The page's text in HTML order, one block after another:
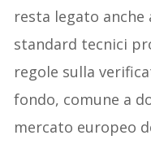
resta legato anche
standard tecnici
regole sulla
fondo, comune a
mercato europeo